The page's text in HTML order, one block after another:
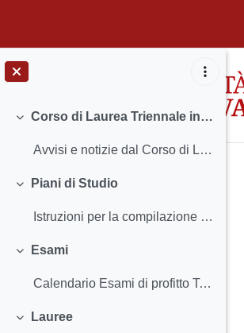
Minimizza
Corso di Laurea Triennale in Storia e tutela dei beni artistici e musicali
Avvisi e notizie dal Corso di Laurea Insegnamenti...
Minimizza
Piani di Studio
Istruzioni per la compilazione e scadenze
Minimizza
Esami
Calendario Esami di profitto T.A.L. (test di abil...
Minimizza
Lauree